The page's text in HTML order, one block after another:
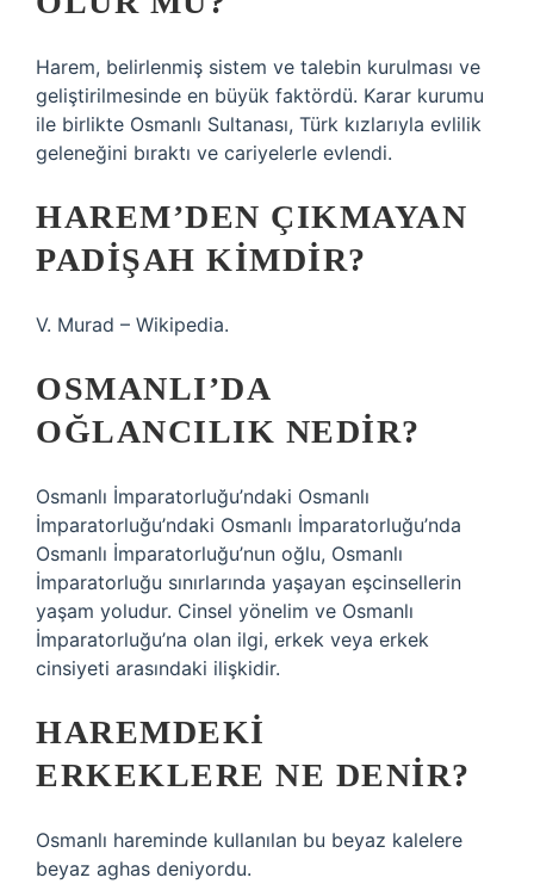
Harem, belirlenmiş sistem ve talebin kurulması ve
geliştirilmesinde en büyük faktördü. Karar kurumu
ile birlikte Osmanlı Sultanası, Türk kızlarıyla evlilik
geleneğini bıraktı ve cariyelerle evlendi.
HAREM’DEN ÇIKMAYAN
PADIŞAH KIMDIR?
V. Murad – Wikipedia.
OSMANLI’DA
OĞLANCILIK NEDIR?
Osmanlı İmparatorluğu’ndaki Osmanlı
İmparatorluğu’ndaki Osmanlı İmparatorluğu’nda
Osmanlı İmparatorluğu’nun oğlu, Osmanlı
İmparatorluğu sınırlarında yaşayan eşcinsellerin
yaşam yoludur. Cinsel yönelim ve Osmanlı
İmparatorluğu’na olan ilgi, erkek veya erkek
cinsiyeti arasındaki ilişkidir.
HAREMDEKI
ERKEKLERE NE DENIR?
Osmanlı hareminde kullanılan bu beyaz kalelere
beyaz aghas deniyordu.